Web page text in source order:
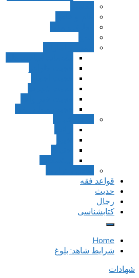
قواعد فقه
حدیث
رجال
کتابشناسی
Home
شرایط شاهد: بلوغ
شهادات